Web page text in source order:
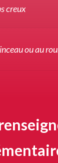
creux
ou au